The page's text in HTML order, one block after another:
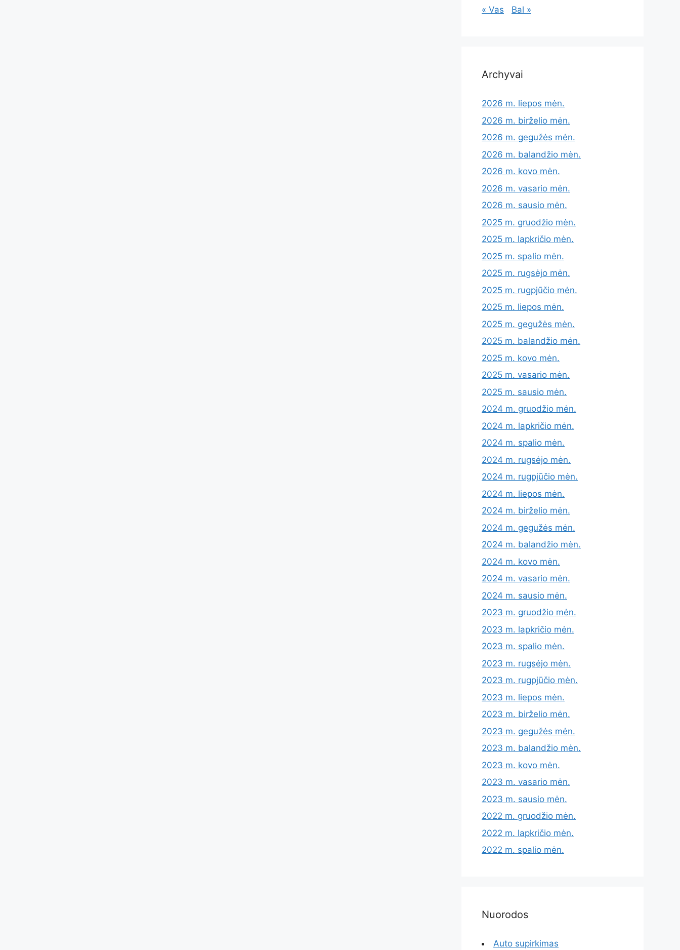
« Vas Bal »
Archyvai
2026 m. liepos mėn.
2026 m. birželio mėn.
2026 m. gegužės mėn.
2026 m. balandžio mėn.
2026 m. kovo mėn.
2026 m. vasario mėn.
2026 m. sausio mėn.
2025 m. gruodžio mėn.
2025 m. lapkričio mėn.
2025 m. spalio mėn.
2025 m. rugsėjo mėn.
2025 m. rugpjūčio mėn.
2025 m. liepos mėn.
2025 m. gegužės mėn.
2025 m. balandžio mėn.
2025 m. kovo mėn.
2025 m. vasario mėn.
2025 m. sausio mėn.
2024 m. gruodžio mėn.
2024 m. lapkričio mėn.
2024 m. spalio mėn.
2024 m. rugsėjo mėn.
2024 m. rugpjūčio mėn.
2024 m. liepos mėn.
2024 m. birželio mėn.
2024 m. gegužės mėn.
2024 m. balandžio mėn.
2024 m. kovo mėn.
2024 m. vasario mėn.
2024 m. sausio mėn.
2023 m. gruodžio mėn.
2023 m. lapkričio mėn.
2023 m. spalio mėn.
2023 m. rugsėjo mėn.
2023 m. rugpjūčio mėn.
2023 m. liepos mėn.
2023 m. birželio mėn.
2023 m. gegužės mėn.
2023 m. balandžio mėn.
2023 m. kovo mėn.
2023 m. vasario mėn.
2023 m. sausio mėn.
2022 m. gruodžio mėn.
2022 m. lapkričio mėn.
2022 m. spalio mėn.
Nuorodos
Auto supirkimas